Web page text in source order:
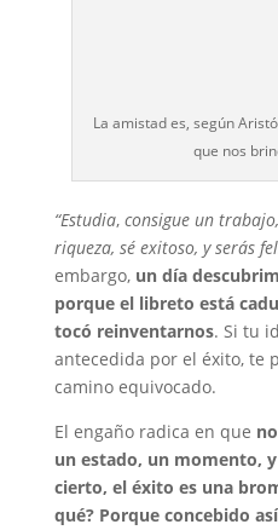
La amistad es, según
que nos
“Estudia, consigue un
riqueza, sé exitoso, y serás
embargo, un día
porque el libreto está
tocó reinventarnos. Si tu
antecedida por el éxito, te
camino equivocado.
El engaño radica en que
un estado, un momento, y
cierto, el éxito es una
qué? Porque concebido